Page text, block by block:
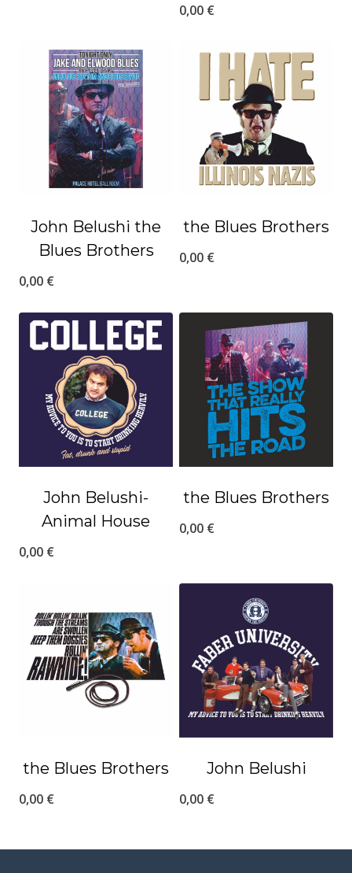
0,00 €
John Belushi the
Blues Brothers
0,00 €
the Blues Brothers
0,00 €
John Belushi-
Animal House
0,00 €
the Blues Brothers
0,00 €
the Blues Brothers
0,00 €
John Belushi
0,00 €